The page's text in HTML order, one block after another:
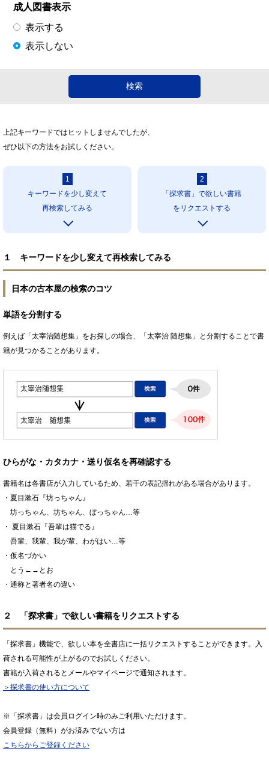
成人図書表示
表示する
表示しない
上記キーワードではヒットしませんでしたが、
ぜひ以下の方法をお試しください。
1
キーワードを少し変えて
再検索してみる
2
「探求書」で欲しい書籍
をリクエストする
１ キーワードを少し変えて再検索してみる
日本の古本屋の検索のコツ
単語を分割する
例えば「太宰治随想集」をお探しの場合、「太宰治 随想集」と分割することで書
籍が見つかることがあります。
ひらがな・カタカナ・送り仮名を再確認する
書籍名は各書店が入力しているため、若干の表記揺れがある場合があります。
・夏目漱石『坊っちゃん』
坊っちゃん、坊ちゃん、ぼっちゃん…等
・ 夏目漱石『吾輩は猫でる』
吾輩、我輩、我が輩、わがはい…等
・仮名づかい
とう←→とお
・通称と著者名の違い
２ 「探求書」で欲しい書籍をリクエストする
「探求書」機能で、欲しい本を全書店に一括リクエストすることができます。入
荷される可能性が上がるのでお試しください。
書籍が入荷されるとメールやマイページで通知されます。
＞探求書の使い方について
※「探求書」は会員ログイン時のみご利用いただけます。
会員登録（無料）がお済みでない方は
こちらからご登録ください